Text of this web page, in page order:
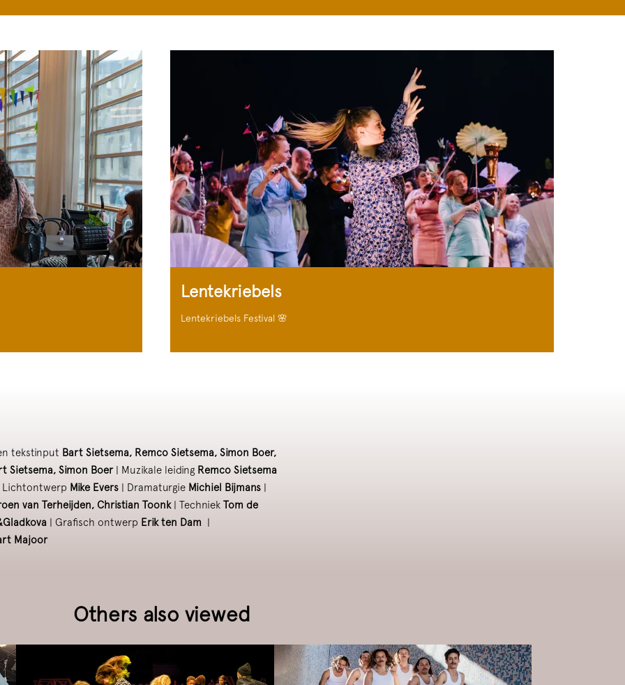
Lentekriebels
Lentekriebels Festival 🌸
tekstinput Bart Sietsema, Remco Sietsema, Simon Boer,
Sietsema, Simon Boer| Muzikale leiding Remco Sietsema
Mike Evers | Dramaturgie Michiel Bijmans
van Terheijden, Christian Toonk| Techniek Tom de
| Grafisch ontwerp Erik ten Dam
Majoor
Others also viewed